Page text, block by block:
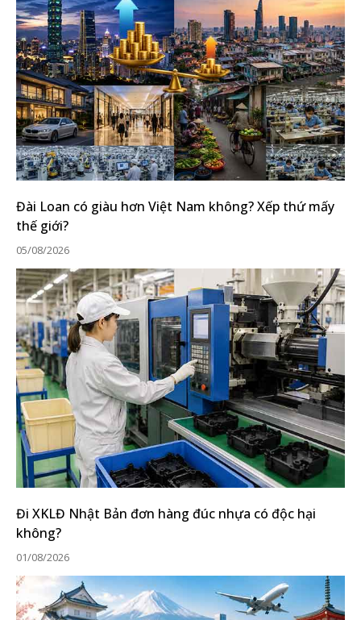
Đài Loan có giàu hơn Việt Nam không? Xếp thứ mấy
thế giới?
05/08/2026
Đi XKLĐ Nhật Bản đơn hàng đúc nhựa có độc hại
không?
01/08/2026